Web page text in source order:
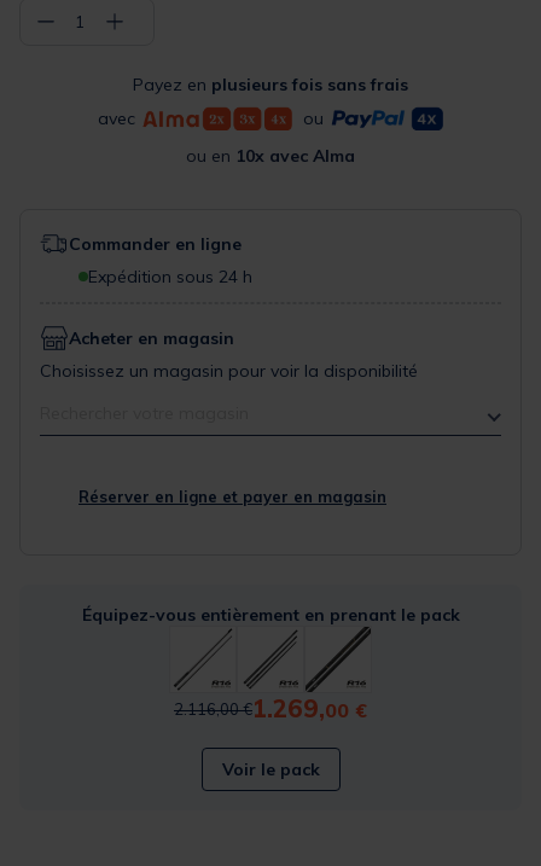
− 1 +
Payez en plusieurs fois sans frais
avec
ou
ou en 10x avec Alma
Commander en ligne
Expédition sous 24 h
Acheter en magasin
Choisissez un magasin pour voir la disponibilité
Réserver en ligne et payer en magasin
Équipez-vous entièrement en prenant le pack
Price reduced from
2.116,00 €to1.269,00 €
Voir le pack